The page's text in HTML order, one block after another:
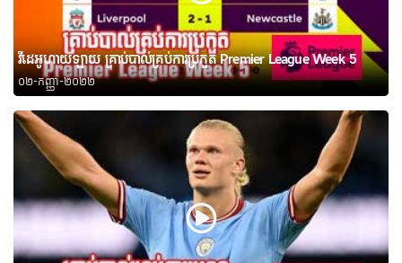
វីដេអូហាយឡាយ គ្រាប់បាល់គ្រប់ការប្រកួត Premier League Week 5
០២-កញ្ញា-២០២២